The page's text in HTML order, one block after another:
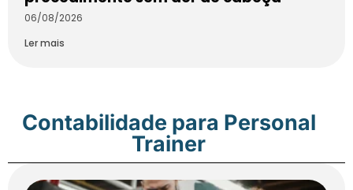
06/08/2026
Ler mais
Contabilidade para Personal
Trainer